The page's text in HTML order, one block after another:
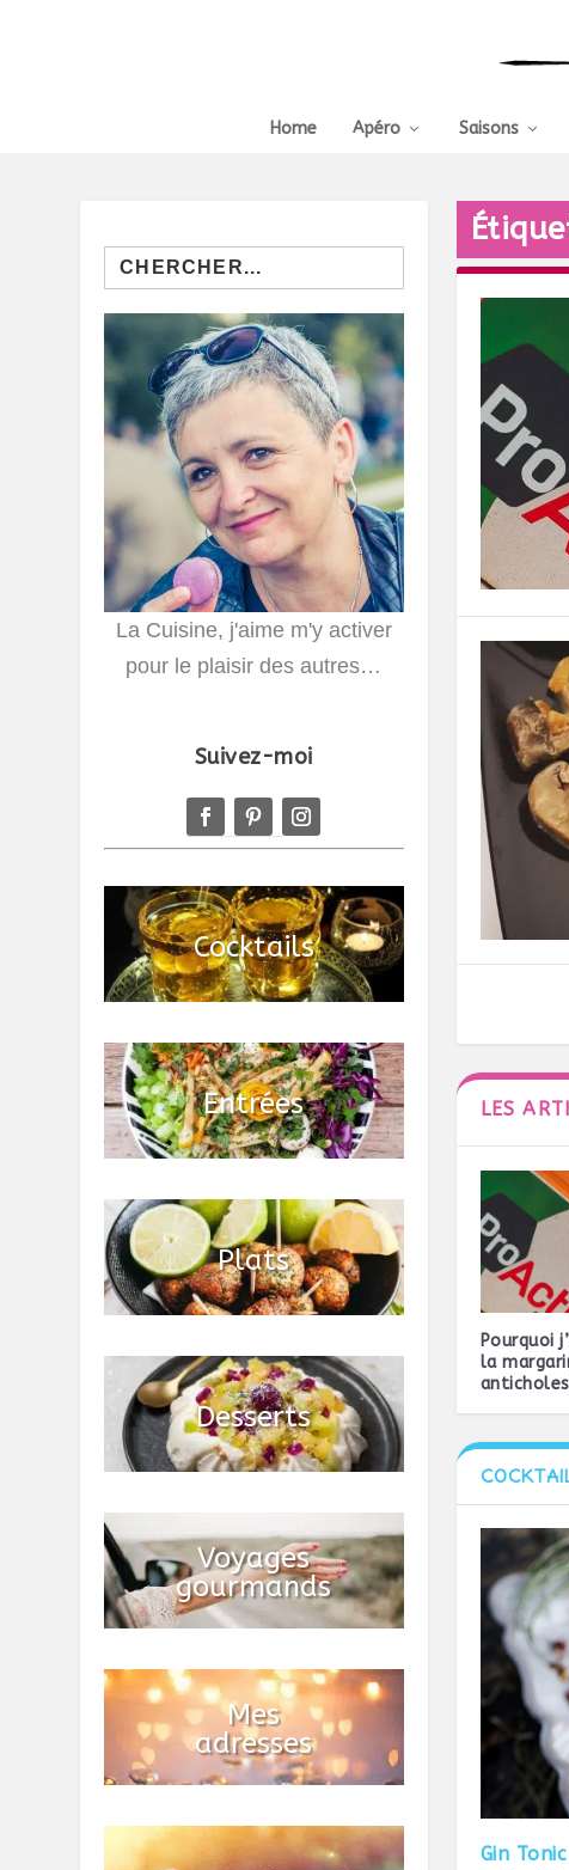
Home Apéro Saisons
LES
Pourquoi
la
Gin
Search
for:
La Cuisine, j'aime m'y activer
pour le plaisir des autres…
Suivez-moi